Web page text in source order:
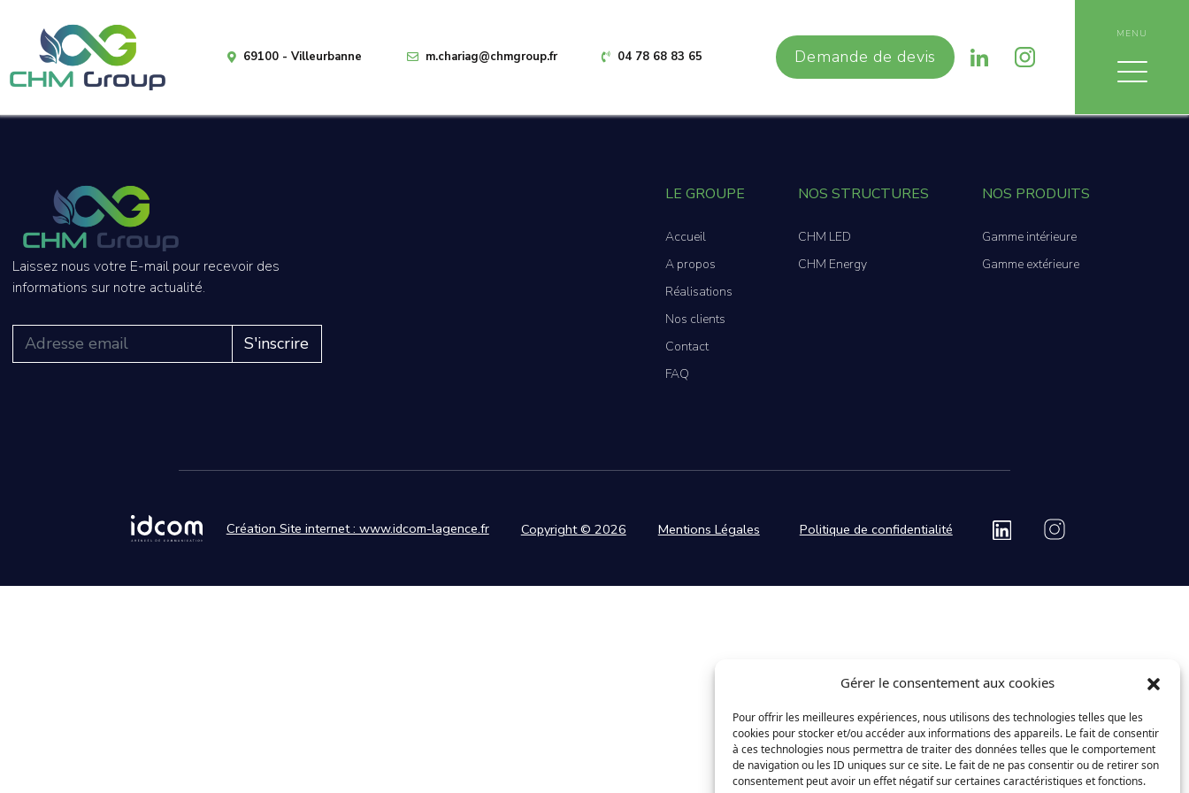
Gérer le consentement aux cookies
Pour offrir les meilleures expériences, nous utilisons des technologies telles que les
cookies pour stocker et/ou accéder aux informations des appareils. Le fait de consentir
à ces technologies nous permettra de traiter des données telles que le comportement
de navigation ou les ID uniques sur ce site. Le fait de ne pas consentir ou de retirer son
consentement peut avoir un effet négatif sur certaines caractéristiques et fonctions.
69100 - Villeurbanne m.chariag@chmgroup.fr 04 78 68 83 65 Demande de devis
MENU
Laissez nous votre E-mail pour recevoir des
informations sur notre actualité.
S'inscrire
LE GROUPE
Accueil
A propos
Réalisations
Nos clients
Contact
FAQ
NOS STRUCTURES
CHM LED
CHM Energy
NOS PRODUITS
Gamme intérieure
Gamme extérieure
Création Site internet : www.idcom-lagence.fr Copyright © 2026 Mentions Légales Politique de confidentialité